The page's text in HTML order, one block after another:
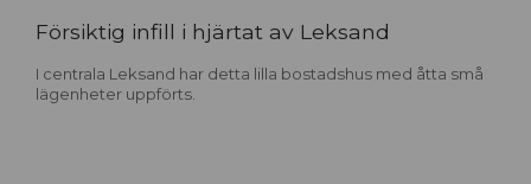
Försiktig infill i hjärtat av Leksand
I centrala Leksand har detta lilla bostadshus med åtta små
lägenheter uppförts.